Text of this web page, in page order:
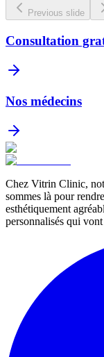
Previous slide
Consultation
Nos médecins
Chez Vitrin Clinic,
sommes là pour
esthétiquement
personnalisés qui